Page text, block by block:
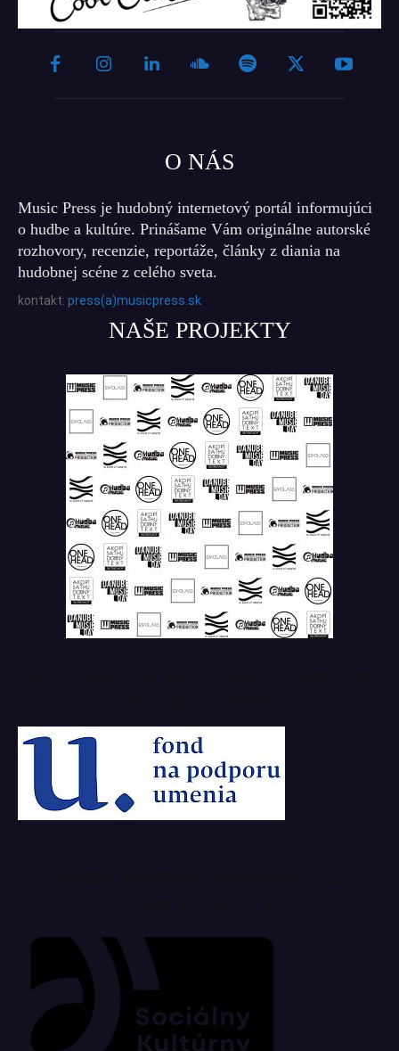
O NÁS
Music Press je hudobný internetový portál informujúci
o hudbe a kultúre. Prinášame Vám originálne autorské
rozhovory, recenzie, reportáže, články z diania na
hudobnej scéne z celého sveta.
kontakt: press(a)musicpress.sk
NAŠE PROJEKTY